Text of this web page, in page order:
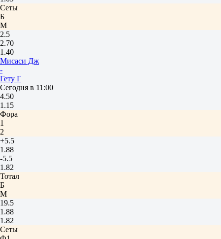
Сеты
Б
М
2.5
2.70
1.40
Мисаси Дж
-
Гету Г
Сегодня в 11:00
4.50
1.15
Фора
1
2
+5.5
1.88
-5.5
1.82
Тотал
Б
М
19.5
1.88
1.82
Сеты